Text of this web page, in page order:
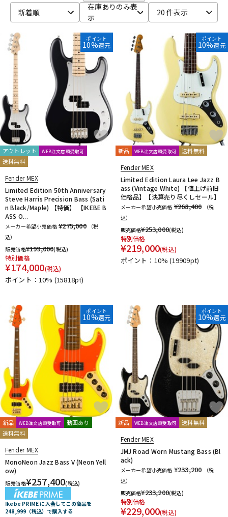
新着順
在庫ありのみ表
示
20 件表示
ポイント
10%還元
アウトレット WEB注文店頭受取可
送料無料
Fender MEX
Limited Edition 50th Anniversary
Steve Harris Precision Bass (Sati
n Black/Maple) 【特価】 【IKEBE B
ASS O...
メーカー希望小売価格 ¥275,000
（税
込）
販売価格¥199,000(税込)
特別価格
¥174,000(税込)
ポイント：10% (15818pt)
ポイント
10%還元
新品 WEB注文店頭受取可 送料無料
Fender MEX
Limited Edition Laura Lee Jazz B
ass (Vintage White) 【値上げ前旧
価格品】【決算売り尽くしセール】
メーカー希望小売価格 ¥268,400
（税
込）
販売価格¥253,000(税込)
特別価格
¥219,000(税込)
ポイント：10%(19909pt)
ポイント
10%還元
新品 WEB注文店頭受取可
動画あり
送料無料
Fender MEX
MonoNeon Jazz Bass V (Neon Yell
ow)
販売価格¥257,400(税込)
Ikebe PRIME に入会してこの商品を
248,999（税込）で購入する
ポイント
10%還元
新品 WEB注文店頭受取可 送料無料
Fender MEX
JMJ Road Worn Mustang Bass (Bl
ack)
メーカー希望小売価格 ¥233,200
（税
込）
販売価格¥233,200(税込)
特別価格
¥229,000(税込)